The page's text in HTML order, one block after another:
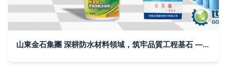
山東金石集團 深耕防水材料領域，筑牢品質工程基石 ——在世界工廠網全球企業庫中的實力寫照